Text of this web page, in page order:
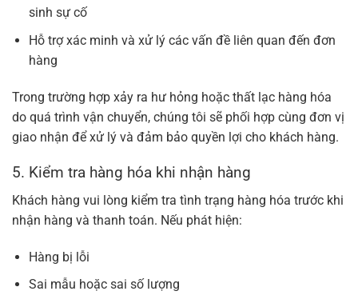
sinh sự cố
Hỗ trợ xác minh và xử lý các vấn đề liên quan đến đơn
hàng
Trong trường hợp xảy ra hư hỏng hoặc thất lạc hàng hóa
do quá trình vận chuyển, chúng tôi sẽ phối hợp cùng đơn vị
giao nhận để xử lý và đảm bảo quyền lợi cho khách hàng.
5. Kiểm tra hàng hóa khi nhận hàng
Khách hàng vui lòng kiểm tra tình trạng hàng hóa trước khi
nhận hàng và thanh toán. Nếu phát hiện:
Hàng bị lỗi
Sai mẫu hoặc sai số lượng